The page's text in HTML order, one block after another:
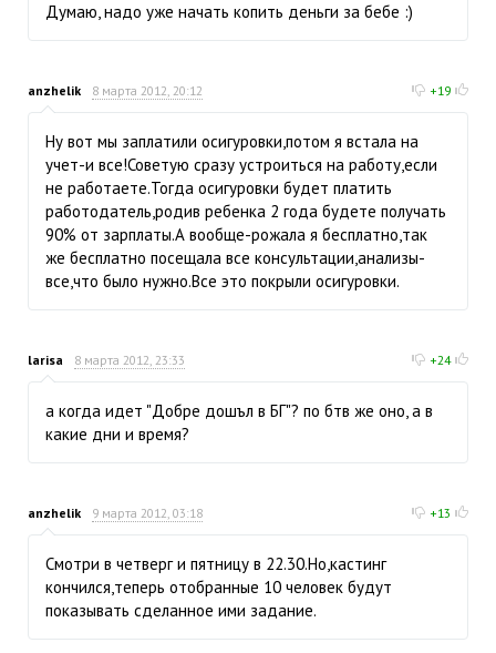
Думаю, надо уже начать копить деньги за бебе :)
anzhelik 8 марта 2012, 20:12 +19
Ну вот мы заплатили осигуровки,потом я встала на
учет-и все!Советую сразу устроиться на работу,если
не работаете.Тогда осигуровки будет платить
работодатель,родив ребенка 2 года будете получать
90% от зарплаты.А вообще-рожала я бесплатно,так
же бесплатно посещала все консультации,анализы-
все,что было нужно.Все это покрыли осигуровки.
larisa 8 марта 2012, 23:33 +24
а когда идет "Добре дошъл в БГ"? по бтв же оно, а в
какие дни и время?
anzhelik 9 марта 2012, 03:18 +13
Смотри в четверг и пятницу в 22.30.Но,кастинг
кончился,теперь отобранные 10 человек будут
показывать сделанное ими задание.